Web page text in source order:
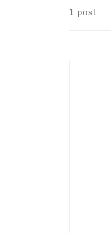
1 post